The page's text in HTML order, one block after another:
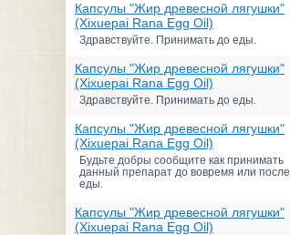
Капсулы "Жир древесной лягушки"
(Xixuepai Rana Egg Oil)
Здравствуйте. Принимать до еды.
Капсулы "Жир древесной лягушки"
(Xixuepai Rana Egg Oil)
Здравствуйте. Принимать до еды.
Капсулы "Жир древесной лягушки"
(Xixuepai Rana Egg Oil)
Будьте добры сообщите как принимать
данный препарат до вовремя или после
еды.
Капсулы "Жир древесной лягушки"
(Xixuepai Rana Egg Oil)